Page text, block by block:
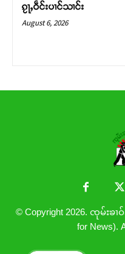
ၵႂႃႇဝဵင်းပၢင်သၢင်း
August 6, 2026
© Copyright 2026. ၸုမ်းၶၢ
for News).